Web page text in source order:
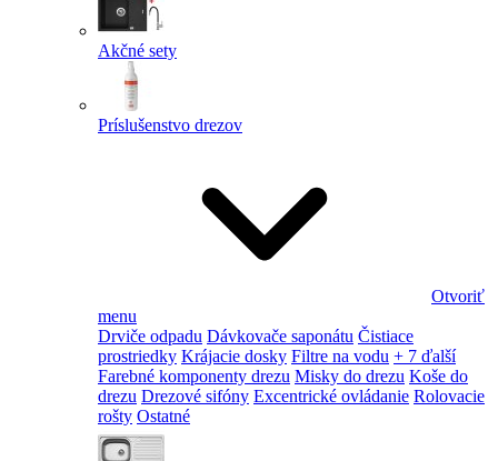
Akčné sety
Príslušenstvo drezov
Otvoriť
menu
Drviče odpadu Dávkovače saponátu Čistiace
prostriedky Krájacie dosky Filtre na vodu + 7 ďalší
Farebné komponenty drezu Misky do drezu Koše do
drezu Drezové sifóny Excentrické ovládanie Rolovacie
rošty Ostatné